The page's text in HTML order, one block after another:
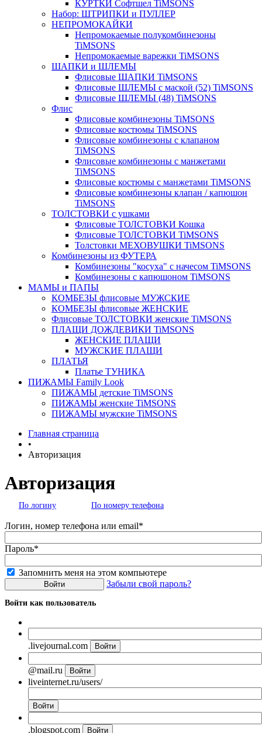
КУРТКИ Софтшел TiMSONS
Набор: ШТРИПКИ и ПУЛЛЕР
НЕПРОМОКАЙКИ
Непромокаемые полукомбинезоны
TiMSONS
Непромокаемые варежки TiMSONS
ШАПКИ и ШЛЕМЫ
Флисовые ШАПКИ TiMSONS
Флисовые ШЛЕМЫ с маской (52) TiMSONS
Флисовые ШЛЕМЫ (48) TiMSONS
Флис
Флисовые комбинезоны TiMSONS
Флисовые костюмы TiMSONS
Флисовые комбинезоны с клапаном
TiMSONS
Флисовые комбинезоны с манжетами
TiMSONS
Флисовые костюмы с манжетами TiMSONS
Флисовые комбинезоны клапан / капюшон
TiMSONS
ТОЛСТОВКИ с ушками
Флисовые ТОЛСТОВКИ Кошка
Флисовые ТОЛСТОВКИ TiMSONS
Толстовки МЕХОВУШКИ TiMSONS
Комбинезоны из ФУТЕРА
Комбинезоны "косуха" с начесом TiMSONS
Комбинезоны с капюшоном TiMSONS
МАМЫ и ПАПЫ
КОМБЕЗЫ флисовые МУЖСКИЕ
КОМБЕЗЫ флисовые ЖЕНСКИЕ
Флисовые ТОЛСТОВКИ женские TiMSONS
ПЛАЩИ ДОЖДЕВИКИ TiMSONS
ЖЕНСКИЕ ПЛАЩИ
МУЖСКИЕ ПЛАЩИ
ПЛАТЬЯ
Платье ТУНИКА
ПИЖАМЫ Family Look
ПИЖАМЫ детские TiMSONS
ПИЖАМЫ женские TiMSONS
ПИЖАМЫ мужские TiMSONS
Главная страница
•
Авторизация
Авторизация
По логину По номеру телефона
Логин, номер телефона или email*
Пароль*
Запомнить меня на этом компьютере
Забыли свой пароль?
Войти как пользователь
.livejournal.com
@mail.ru
liveinternet.ru/users/
.blogspot.com